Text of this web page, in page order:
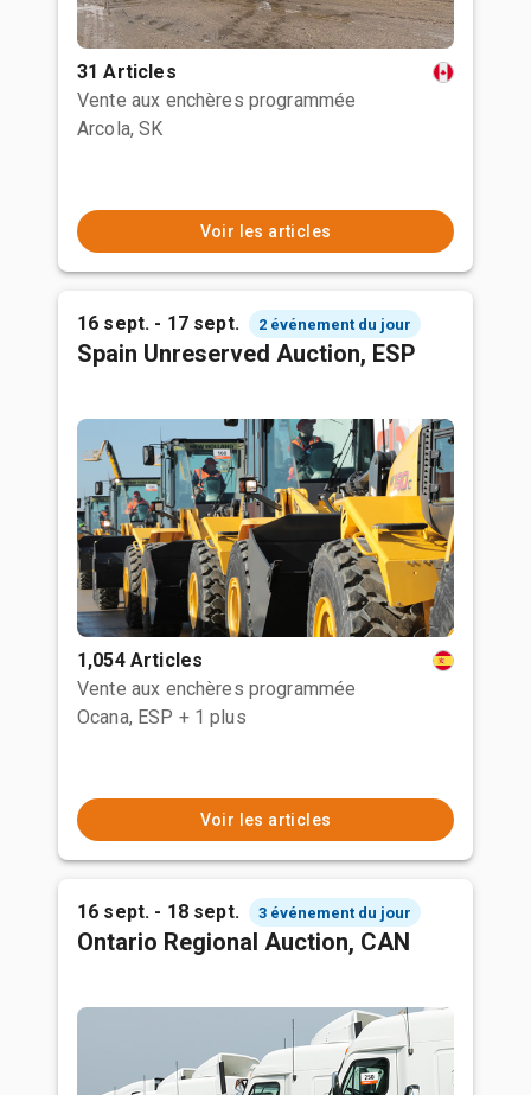
31 Articles
Vente aux enchères programmée
Arcola, SK
Voir les articles
16 sept. - 17 sept. 2 événement du jour
Spain Unreserved Auction, ESP
1,054 Articles
Vente aux enchères programmée
Ocana, ESP + 1 plus
Voir les articles
16 sept. - 18 sept. 3 événement du jour
Ontario Regional Auction, CAN